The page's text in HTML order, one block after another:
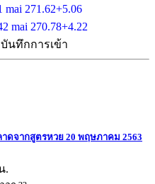
mai 271.62+5.06
mai 270.78+4.22
บันทึกการเข้า
ดจากสูตรหวย 20 พฤษภาคม 2563
.